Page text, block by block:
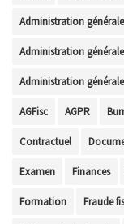
Administration
Administration
Administration
AGFisc AGPR
Contractuel
Examen Finances
Formation Fraude